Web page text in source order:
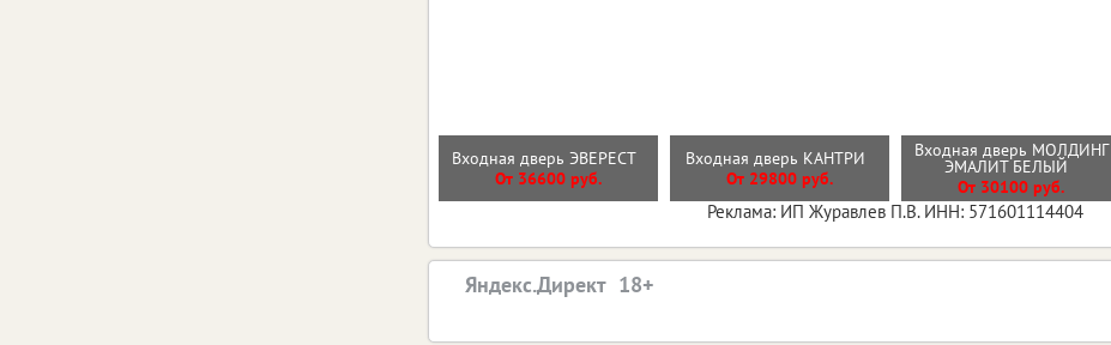
Входная дверь ЭВЕРЕСТ
От 36600 руб.
Входная дверь КАНТРИ
От 29800 руб.
Входная дверь МОЛДИНГ
ЭМАЛИТ БЕЛЫЙ
От 30100 руб.
Реклама: ИП Журавлев П.В. ИНН: 571601114404
Яндекс.Директ